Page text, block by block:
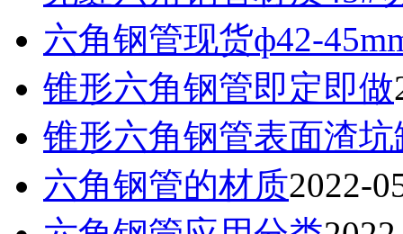
六角钢管现货ф42-
锥形六角钢管即定即做
锥形六角钢管表面渣
六角钢管的材质2022-